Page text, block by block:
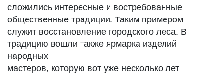
сложились интересные и востребованные
общественные традиции. Таким примером
служит восстановление городского леса. В
традицию вошли также ярмарка изделий
народных
мастеров, которую вот уже несколько лет